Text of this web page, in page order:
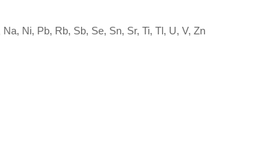
Ni, Pb, Rb, Sb, Se, Sn, Sr, Ti, Tl, U, V, Zn